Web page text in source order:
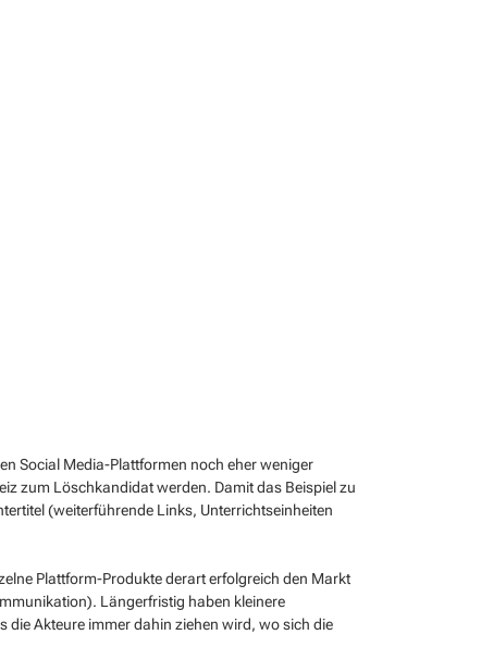
Social Media-Plattformen noch eher weniger
zum Löschkandidat werden. Damit das Beispiel zu
(weiterführende Links, Unterrichtseinheiten
Plattform-Produkte derart erfolgreich den Markt
Längerfristig haben kleinere
die Akteure immer dahin ziehen wird, wo sich die